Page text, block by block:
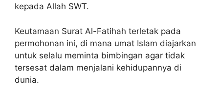
kepada Allah SWT.
Keutamaan Surat Al-Fatihah terletak pada
permohonan ini, di mana umat Islam diajarkan
untuk selalu meminta bimbingan agar tidak
tersesat dalam menjalani kehidupannya di
dunia.